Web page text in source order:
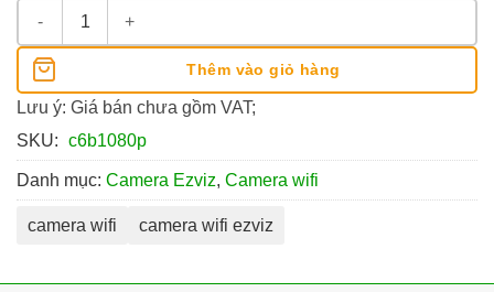
Camera Wifi Ezviz C6N 1080P số lượng
Thêm vào giỏ hàng
Lưu ý: Giá bán chưa gồm VAT;
SKU: c6b1080p
Danh mục: Camera Ezviz, Camera wifi
camera wifi camera wifi ezviz